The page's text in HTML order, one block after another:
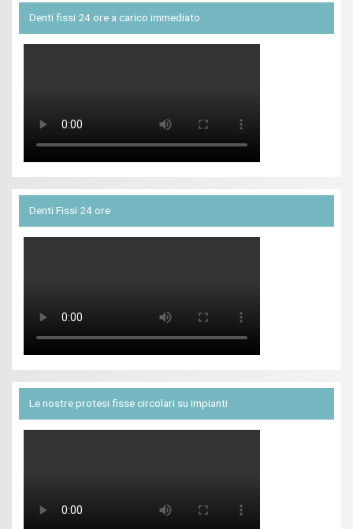
Denti fissi 24 ore a carico immediato
Denti Fissi 24 ore
Le nostre protesi fisse circolari su impianti